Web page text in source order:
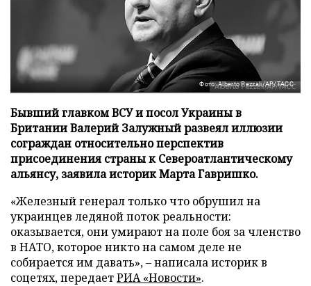
Фото: Alberto Pezzali/AP/ТАСС
Бывший главком ВСУ и посол Украины в
Британии Валерий Залужный развеял иллюзии
сограждан относительно перспектив
присоединения страны к Североатлантическому
альянсу, заявила историк Марта Гавришко.
«Железный генерал только что обрушил на
украинцев ледяной поток реальности:
оказывается, они умирают на поле боя за членство
в НАТО, которое никто на самом деле не
собирается им давать», – написала историк в
соцетях, передаетРИА «Новости».